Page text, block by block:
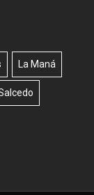
La Maná